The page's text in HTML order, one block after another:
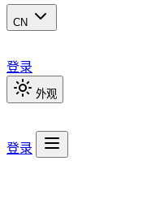
CN
登录
外观
登录